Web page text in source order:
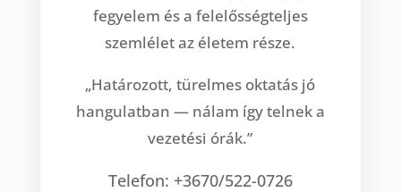
fegyelem és a felelősségteljes
szemlélet az életem része.
„Határozott, türelmes oktatás jó
hangulatban — nálam így telnek a
vezetési órák.”
Telefon: +3670/522-0726